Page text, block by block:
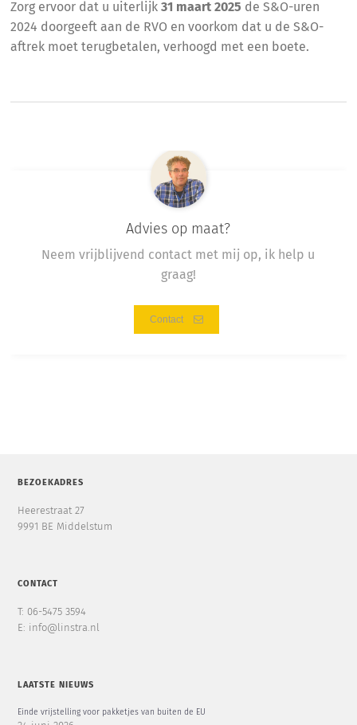
Zorg ervoor dat u uiterlijk31 maart 2025 de S&O-uren
2024 doorgeeft aan de RVO en voorkom dat u de S&O-
aftrek moet terugbetalen, verhoogd met een boete.
Advies op maat?
Neem vrijblijvend contact met mij op, ik help u
graag!
Contact
BEZOEKADRES
Heerestraat 27
9991 BE Middelstum
CONTACT
T: 06-5475 3594
E: info@linstra.nl
LAATSTE NIEUWS
Einde vrijstelling voor pakketjes van buiten de EU